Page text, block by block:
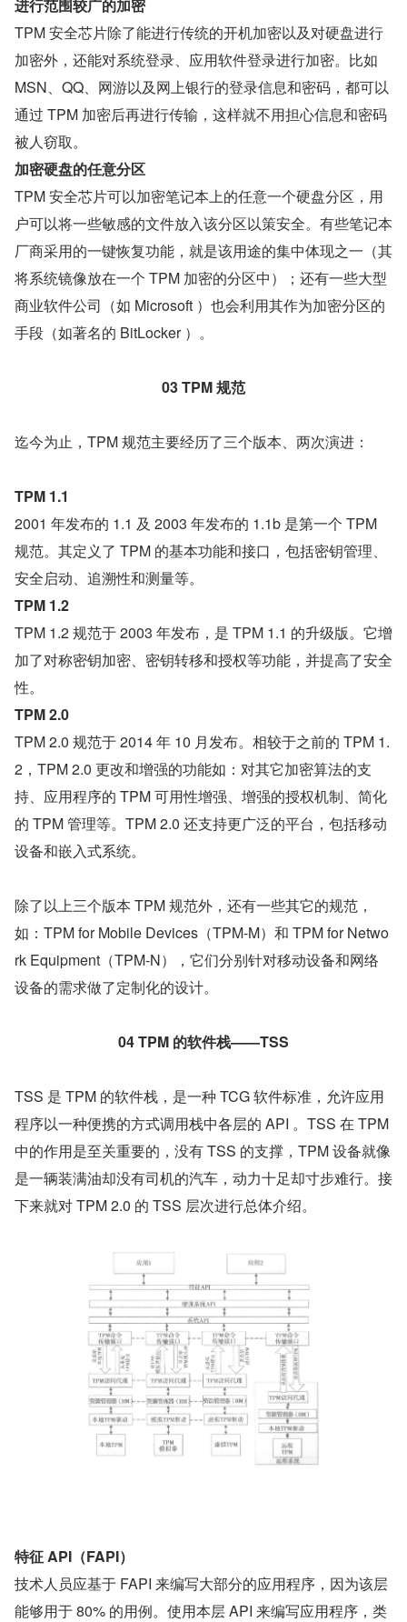
进行范围较广的加密
TPM 安全芯片除了能进行传统的开机加密以及对硬盘进行
加密外，还能对系统登录、应用软件登录进行加密。比如
MSN、QQ、网游以及网上银行的登录信息和密码，都可以
通过 TPM 加密后再进行传输，这样就不用担心信息和密码
被人窃取。
加密硬盘的任意分区
TPM 安全芯片可以加密笔记本上的任意一个硬盘分区，用
户可以将一些敏感的文件放入该分区以策安全。有些笔记本
厂商采用的一键恢复功能，就是该用途的集中体现之一（其
将系统镜像放在一个 TPM 加密的分区中）；还有一些大型
商业软件公司（如 Microsoft ）也会利用其作为加密分区的
手段（如著名的 BitLocker ）。
03TPM 规范
迄今为止，TPM 规范主要经历了三个版本、两次演进：
TPM 1.1
2001 年发布的 1.1 及 2003 年发布的 1.1b 是第一个 TPM
规范。其定义了 TPM 的基本功能和接口，包括密钥管理、
安全启动、追溯性和测量等。
TPM 1.2
TPM 1.2 规范于 2003 年发布，是 TPM 1.1 的升级版。它增
加了对称密钥加密、密钥转移和授权等功能，并提高了安全
性。
TPM 2.0
TPM 2.0 规范于 2014 年 10 月发布。相较于之前的 TPM 1.
2，TPM 2.0 更改和增强的功能如：对其它加密算法的支
持、应用程序的 TPM 可用性增强、增强的授权机制、简化
的 TPM 管理等。TPM 2.0 还支持更广泛的平台，包括移动
设备和嵌入式系统。
除了以上三个版本 TPM 规范外，还有一些其它的规范，
如：TPM for Mobile Devices（TPM-M）和 TPM for Netwo
rk Equipment（TPM-N），它们分别针对移动设备和网络
设备的需求做了定制化的设计。
04TPM 的软件栈——TSS
TSS 是 TPM 的软件栈，是一种 TCG 软件标准，允许应用
程序以一种便携的方式调用栈中各层的 API 。TSS 在 TPM
中的作用是至关重要的，没有 TSS 的支撑，TPM 设备就像
是一辆装满油却没有司机的汽车，动力十足却寸步难行。接
下来就对 TPM 2.0 的 TSS 层次进行总体介绍。
特征 API（FAPI）
技术人员应基于 FAPI 来编写大部分的应用程序，因为该层
能够用于 80% 的用例。使用本层 API 来编写应用程序，类